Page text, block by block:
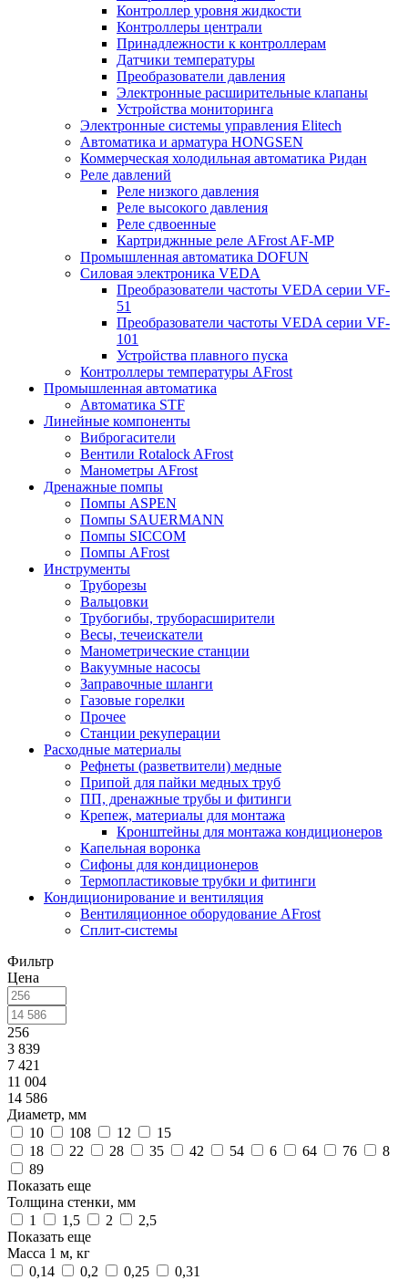
Контроллер уровня жидкости
Контроллеры централи
Принадлежности к контроллерам
Датчики температуры
Преобразователи давления
Электронные расширительные клапаны
Устройства мониторинга
Электронные системы управления Elitech
Автоматика и арматура HONGSEN
Коммерческая холодильная автоматика Ридан
Реле давлений
Реле низкого давления
Реле высокого давления
Реле сдвоенные
Картриджнные реле AFrost AF-MP
Промышленная автоматика DOFUN
Силовая электроника VEDA
Преобразователи частоты VEDA серии VF-
51
Преобразователи частоты VEDA серии VF-
101
Устройства плавного пуска
Контроллеры температуры AFrost
Промышленная автоматика
Автоматика STF
Линейные компоненты
Виброгасители
Вентили Rotalock AFrost
Манометры AFrost
Дренажные помпы
Помпы ASPEN
Помпы SAUERMANN
Помпы SICCOM
Помпы AFrost
Инструменты
Труборезы
Вальцовки
Трубогибы, труборасширители
Весы, течеискатели
Манометрические станции
Вакуумные насосы
Заправочные шланги
Газовые горелки
Прочее
Станции рекуперации
Расходные материалы
Рефнеты (разветвители) медные
Припой для пайки медных труб
ПП, дренажные трубы и фитинги
Крепеж, материалы для монтажа
Кронштейны для монтажа кондиционеров
Капельная воронка
Сифоны для кондиционеров
Термопластиковые трубки и фитинги
Кондиционирование и вентиляция
Вентиляционное оборудование AFrost
Сплит-системы
Фильтр
Цена
256
3 839
7 421
11 004
14 586
Диаметр, мм
10
108 12
15
18
22 28 35 42 54 6 64 76
8
89
Показать еще
Толщина стенки, мм
1
1,5 2
2,5
Показать еще
Масса 1 м, кг
0,14
0,2 0,25
0,31